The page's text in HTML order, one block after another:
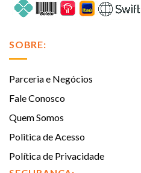
SOBRE:
Parceria e Negócios
Fale Conosco
Quem Somos
Politica de Acesso
Política de Privacidade